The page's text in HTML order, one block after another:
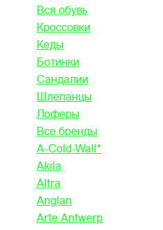
Вся обувь
Кроссовки
Кеды
Ботинки
Сандалии
Шлепанцы
Лоферы
Все бренды
A-Cold-Wall*
Akila
Altra
Anglan
Arte Antwerp